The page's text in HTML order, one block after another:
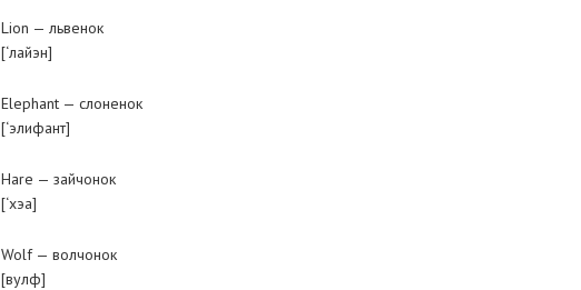
Lion — львенок
[‘лайэн]
Elephant — слоненок
[‘элифант]
Hare — зайчонок
[‘хэа]
Wolf — волчонок
[вулф]